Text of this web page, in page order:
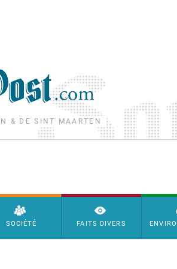
& DE SINT MAARTEN
SOCIÉTÉ FAITS DIVERS